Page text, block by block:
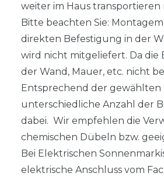
weiter im Haus transportieren
Bitte beachten Sie:
direkten Befestigung in der
wird nicht mitgeliefert. Da die
der Wand, Mauer, etc. nicht
Entsprechend der gewählten
unterschiedliche Anzahl der
dabei. Wir empfehlen die
chemischen Dübeln bzw.
Bei Elektrischen
elektrische Anschluss vom